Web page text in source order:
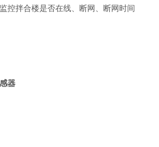
控拌合楼是否在线、断网、断网时间
器